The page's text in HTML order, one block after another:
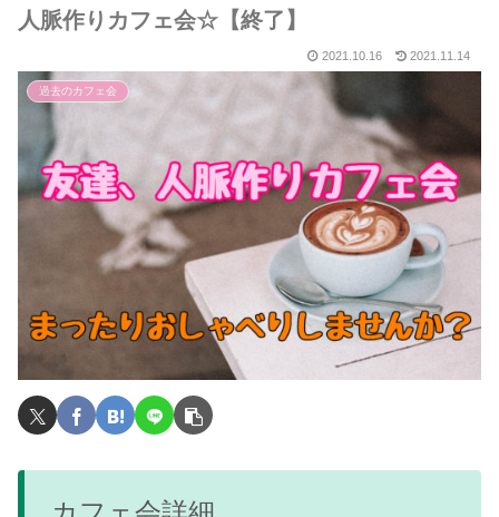
人脈作りカフェ会☆【終了】
2021.10.16 2021.11.14
過去のカフェ会